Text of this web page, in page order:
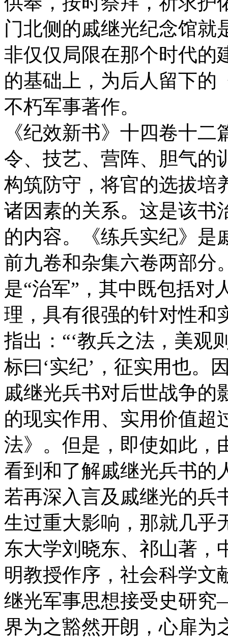
门北侧的戚继光纪念馆就
非仅仅局限在那个时代的
的基础上，为后人留下的
不朽军事著作。
《纪效新书》十四卷十
令、技艺、营阵、胆气的
构筑防守，将官的选拔培
诸因素的关系。这是该书
的内容。《练兵实纪》是
前九卷和杂集六卷两部分
是“治军”，其中既包括对
理，具有很强的针对性和
指出：“‘教兵之法，美观
标曰‘实纪’，征实用也。
戚继光兵书对后世战争的
的现实作用、实用价值超
法》。但是，即使如此，
看到和了解戚继光兵书的
若再深入言及戚继光的兵
生过重大影响，那就几乎
东大学刘晓东、祁山著，
明教授作序，社会科学文
继光军事思想接受史研
界为之豁然开朗，心扉为